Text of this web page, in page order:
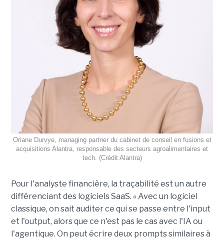
Oriane Durvye, managing partner du cabinet de conseil en fusions et
acquisitions Alantra, responsable des secteurs agroalimentaires et
tech. (Crédit Alantra)
Pour l'analyste financière, la traçabilité est un autre
différenciant des logiciels SaaS. « Avec un logiciel
classique, on sait auditer ce qui se passe entre l'input
et l'output, alors que ce n'est pas le cas avec l'IA ou
l'agentique. On peut écrire deux prompts similaires à